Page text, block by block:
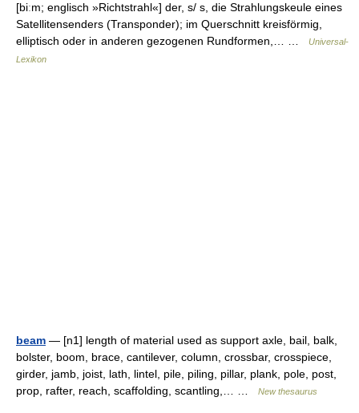
[biːm; englisch »Richtstrahl«] der, s/ s, die Strahlungskeule eines
Satellitensenders (Transponder); im Querschnitt kreisförmig,
elliptisch oder in anderen gezogenen Rundformen,… …
Universal-
Lexikon
beam — [n1] length of material used as support axle, bail, balk,
bolster, boom, brace, cantilever, column, crossbar, crosspiece,
girder, jamb, joist, lath, lintel, pile, piling, pillar, plank, pole, post,
prop, rafter, reach, scaffolding, scantling,… …
New thesaurus